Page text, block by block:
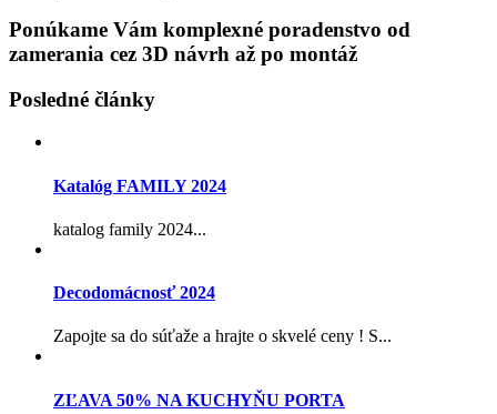
Ponúkame Vám komplexné poradenstvo od
zamerania cez 3D návrh až po montáž
Posledné články
Katalóg FAMILY 2024
katalog family 2024...
Decodomácnosť 2024
Zapojte sa do súťaže a hrajte o skvelé ceny ! S...
ZĽAVA 50% NA KUCHYŇU PORTA